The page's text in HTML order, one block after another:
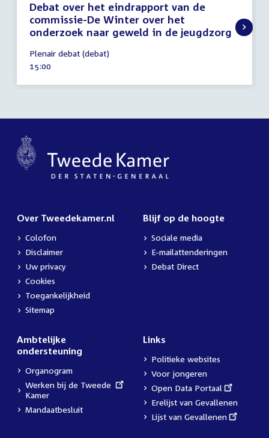
Debat over het eindrapport van de
commissie-De Winter over het
onderzoek naar geweld in de jeugdzorg
december
2020
Plenair debat (debat)
Tijd
15:00
Over Tweedekamer.nl
Colofon
Disclaimer
Uw privacy
Cookies
Toegankelijkheid
Sitemap
Blijf op de hoogte
Sociale media
E-mailattenderingen
Debat Direct
Ambtelijke
ondersteuning
Organogram
External
link:
Werken bij de Tweede
Kamer
Mandaatbesluit
Links
Politieke websites
Voor jongeren
External
link:
Open Data Portaal
Erelijst van Gevallenen
External
Lijst van Gevallenen